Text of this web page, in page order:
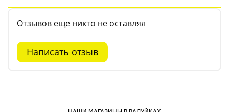
Отзывов еще никто не оставлял
Написать отзыв